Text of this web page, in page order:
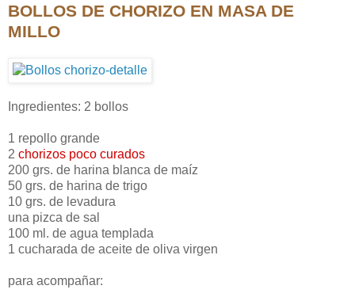
BOLLOS DE CHORIZO EN MASA DE
MILLO
Ingredientes: 2 bollos
1 repollo grande
2 chorizos poco curados
200 grs. de harina blanca de maíz
50 grs. de harina de trigo
10 grs. de levadura
una pizca de sal
100 ml. de agua templada
1 cucharada de aceite de oliva virgen
para acompañar: